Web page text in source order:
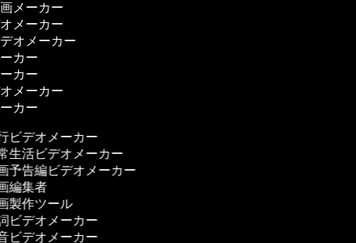
メーカー
メーカー
オメーカー
カー
カー
メーカー
カー
ビデオメーカー
生活ビデオメーカー
予告編ビデオメーカー
編集者
製作ツール
ビデオメーカー
ビデオメーカー